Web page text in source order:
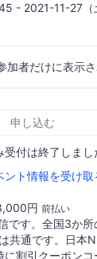
- 2021-11-27（
加者だけに表示さ
申し込む
受付は終了しまし
ント情報を受け取
円 前払い
です。全国3か
共通です。日本
割引クーポンコ